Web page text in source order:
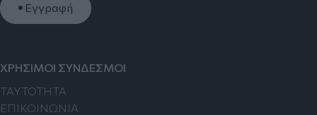
Εγγραφή
ΧΡΗΣΙΜΟΙ ΣΥΝΔΕΣΜΟΙ
TAYTOTHTA
ΕΠΙΚΟΙΝΩΝΙΑ